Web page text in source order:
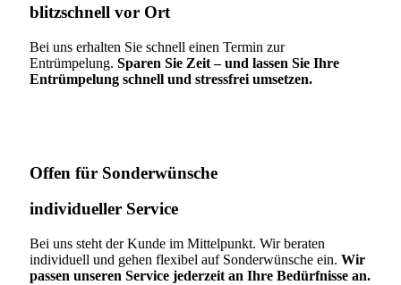
blitzschnell vor Ort
Bei uns erhalten Sie schnell einen Termin zur
Entrümpelung. Sparen Sie Zeit – und lassen Sie Ihre
Entrümpelung schnell und stressfrei umsetzen.
Offen für Sonderwünsche​
individueller Service
Bei uns steht der Kunde im Mittelpunkt. Wir beraten
individuell und gehen flexibel auf Sonderwünsche ein. Wir
passen unseren Service jederzeit an Ihre Bedürfnisse an.